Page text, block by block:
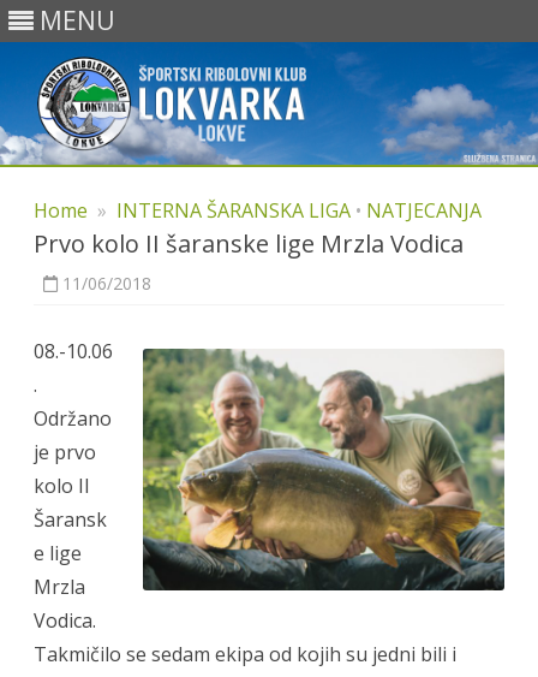
MENU
content
Home » INTERNA ŠARANSKA LIGA • NATJECANJA
Prvo kolo II šaranske lige Mrzla Vodica
11/06/2018
08.-10.06
.
Održano
je prvo
kolo II
Šaransk
e lige
Mrzla
Vodica.
Takmičilo se sedam ekipa od kojih su jedni bili i